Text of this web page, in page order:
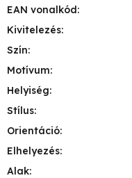
EAN vonalkód:
Kivitelezés:
Szín:
Motívum:
Helyiség:
Stílus:
Orientáció:
Elhelyezés:
Alak: